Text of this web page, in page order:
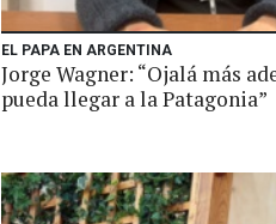
EL PAPA EN ARGENTINA
Jorge Wagner: “Ojalá más
pueda llegar a la Patagonia”